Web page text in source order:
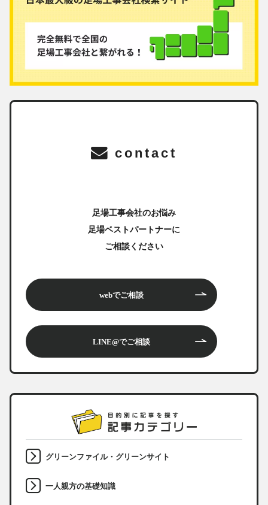
contact
足場工事会社のお悩み
足場ベストパートナーに
ご相談ください
webでご相談
LINE@でご相談
グリーンファイル・グリーンサイト
一人親方の基礎知識